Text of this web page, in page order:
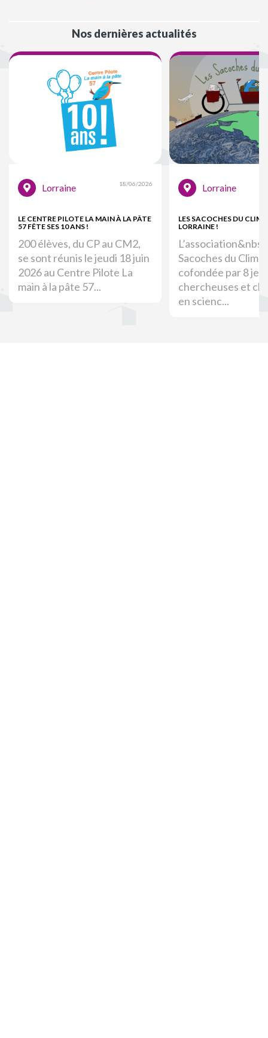
Nos dernières actualités
Lorraine 18/06/2026
LE CENTRE PILOTE LA MAIN À LA PÂTE
57 FÊTE SES 10 ANS !
200 élèves, du CP au CM2,
se sont réunis le jeudi 18 juin
2026 au Centre Pilote La
main à la pâte 57...
Lorraine
LES SACOCHES DU
LORRAINE !
Sacoches du
cofondée par 8
chercheuses et
en scienc...